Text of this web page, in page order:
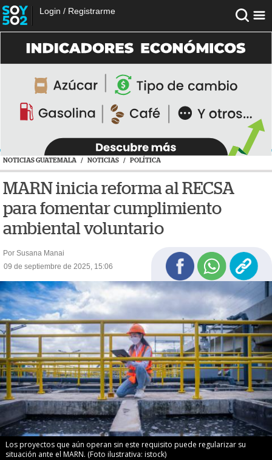
Login / Registrarme
NOTICIAS GUATEMALA / NOTICIAS / POLÍTICA
MARN inicia reforma al RECSA
para fomentar cumplimiento
ambiental voluntario
Por Susana Manai
09 de septiembre de 2025, 15:06
Los proyectos que aún operan sin este requisito puede regularizar su
situación ante el MARN. (Foto ilustrativa: istock)